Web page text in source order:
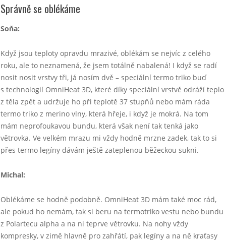
Správně se oblékáme
Soňa:
Když jsou teploty opravdu mrazivé, oblékám se nejvíc z celého
roku, ale to neznamená, že jsem totálně nabalená! I když se radí
nosit nosit vrstvy tři, já nosím dvě – speciální termo triko buď
s technologií OmniHeat 3D, které díky speciální vrstvě odráží teplo
z těla zpět a udržuje ho při teplotě 37 stupňů nebo mám ráda
termo triko z merino vlny, která hřeje, i když je mokrá. Na tom
mám neprofoukavou bundu, která však není tak tenká jako
větrovka. Ve velkém mrazu mi vždy hodně mrzne zadek, tak to si
přes termo legíny dávám ještě zateplenou běžeckou sukni.
Michal:
Oblékáme se hodně podobně. OmniHeat 3D mám také moc rád,
ale pokud ho nemám, tak si beru na termotriko vestu nebo bundu
z Polartecu alpha a na ni teprve větrovku. Na nohy vždy
kompresky, v zimě hlavně pro zahřátí, pak legíny a na ně kraťasy